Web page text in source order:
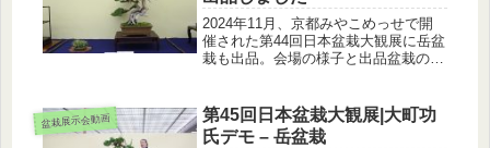
2024年11月、京都みやこめっせで開
催された第44回日本盆栽大観展に岳盆
栽も出品。会場の様子と出品盆栽のご
盆栽展示会動画
第45回日本盆栽大観展|大町功
氏デモ – 岳盆栽